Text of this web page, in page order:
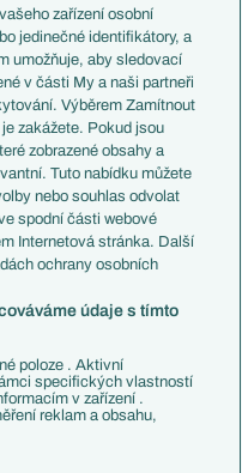
soutěž
zařízení osobní
jedinečné identifikátory, a
umožňuje, aby sledovací
v části My a naši partneři
Výběrem Zamítnout
zakážete. Pokud jsou
zobrazené obsahy a
Tuto nabídku můžete
nebo souhlas odvolat
spodní části webové
Internetová stránka. Další
ochrany osobních
údaje s tímto
poloze . Aktivní
specifických vlastností
v zařízení .
reklam a obsahu,